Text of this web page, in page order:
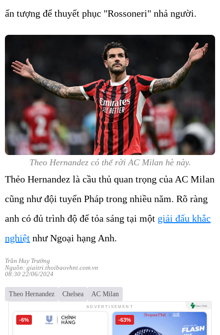
ấn tượng để thuyết phục "Rossoneri" nhả người.
Theo Hernandez có thể rời AC Milan hè này.
Thẻo Hernandez là cầu thủ quan trọng của AC Milan
cũng như đội tuyển Pháp trong nhiều năm. Rõ ràng
anh có đủ trình độ để tỏa sáng tại một giải đấu khắc
nghiệt như Ngoại hạng Anh.
Trần Huy Trưởng
Nguồn: giaitri.thoibaovhnt.com.vn
08:30 22/06/2024
Theo Hernandez Chelsea AC Milan
ADVERTISEMENT
-6% -63%